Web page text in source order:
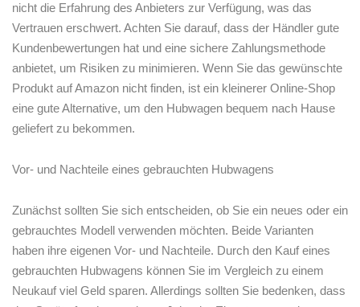
nicht die Erfahrung des Anbieters zur Verfügung, was das
Vertrauen erschwert. Achten Sie‌ darauf,⁢ dass der Händler gute
Kundenbewertungen hat und eine sichere Zahlungsmethode
anbietet, um Risiken zu minimieren. Wenn Sie das ⁣gewünschte ​
Produkt auf Amazon nicht finden, ist ein kleinerer Online-Shop
eine gute Alternative, um‍ den ⁤Hubwagen bequem nach Hause
geliefert​ zu bekommen.
Vor- und Nachteile eines gebrauchten Hubwagens
Zunächst sollten Sie sich entscheiden, ⁤ob Sie ein neues oder ein
gebrauchtes Modell verwenden möchten. Beide Varianten
haben ihre eigenen Vor- und Nachteile. Durch den Kauf eines
gebrauchten Hubwagens können Sie im Vergleich zu einem
Neukauf viel Geld sparen. Allerdings sollten Sie bedenken, dass